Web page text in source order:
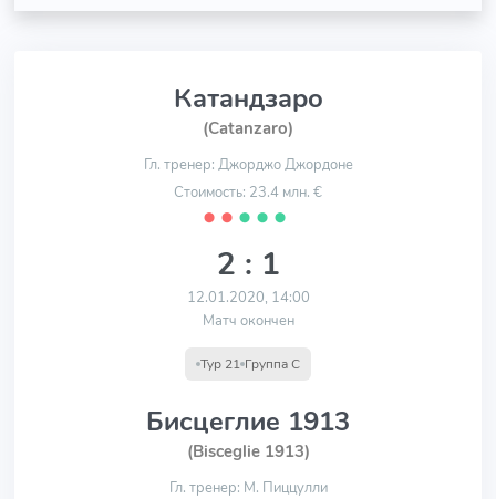
Катандзаро
(Catanzaro)
Гл. тренер: Джорджо Джордоне
Стоимость: 23.4 млн. €
⬤ ⬤ ⬤ ⬤ ⬤
2 : 1
12.01.2020, 14:00
Матч окончен
Тур 21 Группа С
Бисцеглие 1913
(Bisceglie 1913)
Гл. тренер: М. Пиццулли